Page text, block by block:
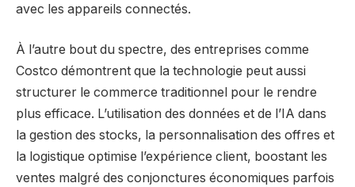
avec les appareils connectés.
À l’autre bout du spectre, des entreprises comme
Costco démontrent que la technologie peut aussi
structurer le commerce traditionnel pour le rendre
plus efficace. L’utilisation des données et de l’IA dans
la gestion des stocks, la personnalisation des offres et
la logistique optimise l’expérience client, boostant les
ventes malgré des conjonctures économiques parfois